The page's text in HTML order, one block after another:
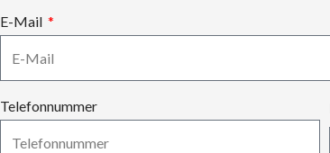
E-Mail
Telefonnummer